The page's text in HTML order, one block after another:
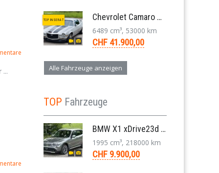
TOP INSERAT Chevrolet Camaro SS 396 LS3 Coupe Aut. 1971
6489 cm³, 53000 km
CHF 41.900,00
Alle Fahrzeuge anzeigen
TOP Fahrzeuge
BMW X1 xDrive23d E84 204 PS Steptronic Panorama Navi Leder PDC 2011
1995 cm³, 218000 km
CHF 9.900,00